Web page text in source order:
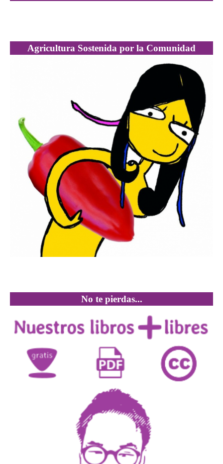
Agricultura Sostenida por la Comunidad
No te pierdas...